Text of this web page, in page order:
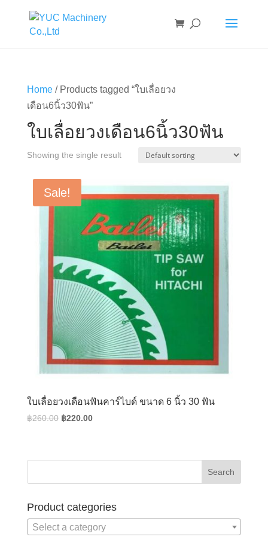
Home/ Products tagged “ใบเลื่อยวง
เดือน6นิ้ว30ฟัน”
ใบเลื่อยวงเดือน6นิ้ว30ฟัน
Showing the single result
Sale!
ใบเลื่อยวงเดือนฟันคาร์ไบด์ ขนาด 6 นิ้ว 30 ฟัน
฿260.00 Original
฿260.00.
฿220.00Current
฿220.00.
Product categories
Select a category